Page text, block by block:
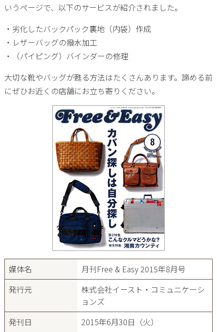
いうページで、以下のサービスが紹介されました。
・劣化したバックパック裏地（内袋）作成
・レザーバッグの撥水加工
・（パイピング）バインダーの修理
大切な靴やバッグが甦る方法はたくさんあります。諦める前
にぜひお近くの店舗にお立ち寄りください。
媒体名
月刊Free & Easy 2015年8月号
発行元
株式会社イースト・コミュニケーシ
ョンズ
発刊日
2015年6月30日（火）